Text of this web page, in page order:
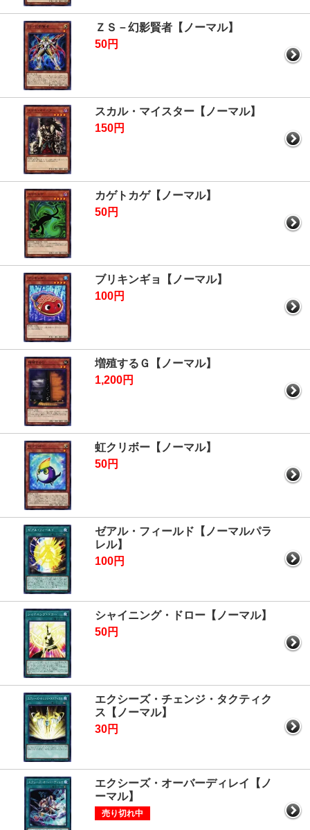
ＺＳ－幻影賢者【ノーマル】
50円
スカル・マイスター【ノーマル】
150円
カゲトカゲ【ノーマル】
50円
ブリキンギョ【ノーマル】
100円
増殖するＧ【ノーマル】
1,200円
虹クリボー【ノーマル】
50円
ゼアル・フィールド【ノーマルパラ
レル】
100円
シャイニング・ドロー【ノーマル】
50円
エクシーズ・チェンジ・タクティク
ス【ノーマル】
30円
エクシーズ・オーバーディレイ【ノ
ーマル】
売り切れ中